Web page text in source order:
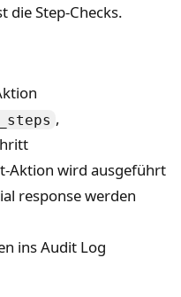
die Step-Checks.
,
Aktion wird ausgeführt
response werden
ins Audit Log